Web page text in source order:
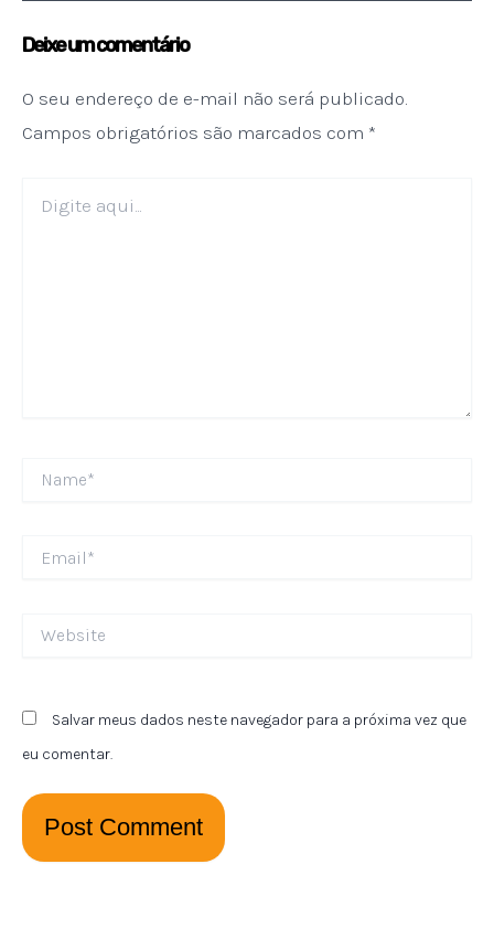
Deixe um comentário
O seu endereço de e-mail não será publicado.
Campos obrigatórios são marcados com *
aqui...
Salvar meus dados neste navegador para a próxima vez que
eu comentar.